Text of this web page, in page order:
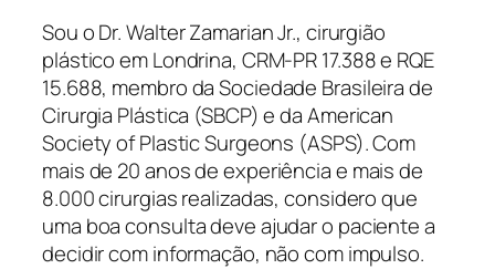
Sou o Dr. Walter Zamarian Jr., cirurgião
plástico em Londrina, CRM-PR 17.388 e RQE
15.688, membro da Sociedade Brasileira de
Cirurgia Plástica (SBCP) e da American
Society of Plastic Surgeons (ASPS). Com
mais de 20 anos de experiência e mais de
8.000 cirurgias realizadas, considero que
uma boa consulta deve ajudar o paciente a
decidir com informação, não com impulso.